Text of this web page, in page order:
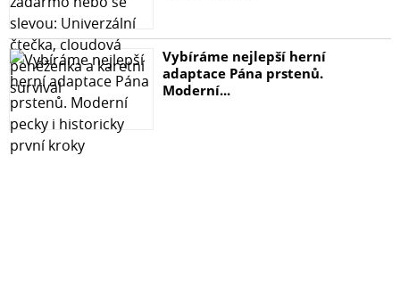
Vybíráme nejlepší herní
adaptace Pána prstenů.
Moderní...